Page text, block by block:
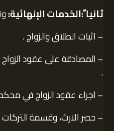
ثانيا ً:الخدمات الإنهائية:
– اثبات الطلاق والزواج .
– المصادقة على عقود
.
– اجراء عقود الزواج في
– حصر الارث، وقسمة التركات